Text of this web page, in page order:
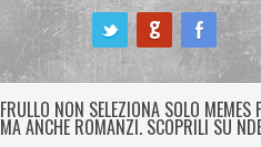
FRULLO NON SELEZIONA SOLO MEMES
MA ANCHE ROMANZI. SCOPRILI SU